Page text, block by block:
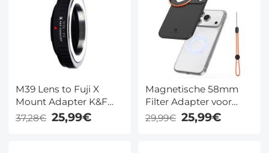
M39 Lens to Fuji X
Mount Adapter K&F
Concept M19111 Lens
Adapter Niet-SLR
37,28€ 25,99€
Magnetische 58mm
Filter Adapter voor
iPhone 17 Pro Max –
Dubbelzijdige Lens
29,99€ 25,99€